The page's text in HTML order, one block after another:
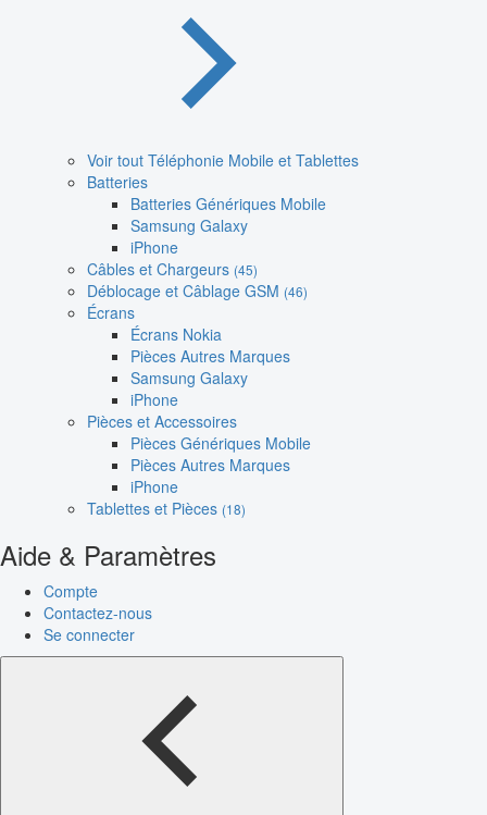
Voir tout Téléphonie Mobile et Tablettes
Batteries
Batteries Génériques Mobile
Samsung Galaxy
iPhone
Câbles et Chargeurs (45)
Déblocage et Câblage GSM (46)
Écrans
Écrans Nokia
Pièces Autres Marques
Samsung Galaxy
iPhone
Pièces et Accessoires
Pièces Génériques Mobile
Pièces Autres Marques
iPhone
Tablettes et Pièces (18)
Aide & Paramètres
Compte
Contactez-nous
Se connecter